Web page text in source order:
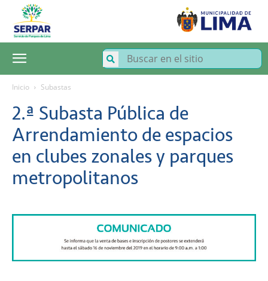
SERPAR
Servicio
de
Parques
Inicio Subastas
2.ª Subasta Pública de
Arrendamiento de espacios
en clubes zonales y parques
metropolitanos